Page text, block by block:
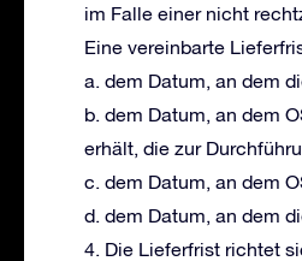
im Falle einer nicht
Eine vereinbarte
a. dem Datum, an dem
b. dem Datum, an dem
erhält, die zur
c. dem Datum, an dem
d. dem Datum, an dem
4. Die Lieferfrist richtet